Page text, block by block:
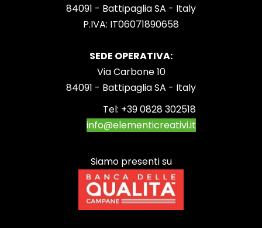
84091 - Battipaglia SA - Italy
P.IVA: IT06071890658
SEDE OPERATIVA:
Via Carbone 10
84091 - Battipaglia SA - Italy
Tel: +39 0828 302518
info@elementicreativi.it
Siamo presenti su